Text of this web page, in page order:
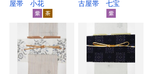
屋帯 小花 古屋帯 七宝